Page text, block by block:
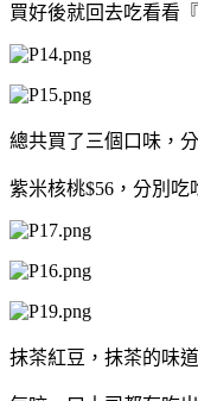
買好後就回去吃看看
總共買了三個口味，
紫米核桃$56， 分別吃
抹茶紅豆，抹茶的味